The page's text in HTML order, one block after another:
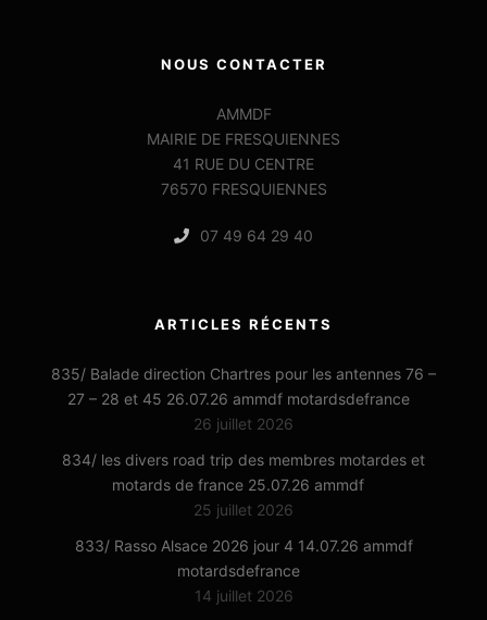
NOUS CONTACTER
AMMDF
MAIRIE DE FRESQUIENNES
41 RUE DU CENTRE
76570 FRESQUIENNES
07 49 64 29 40
ARTICLES RÉCENTS
835/ Balade direction Chartres pour les antennes 76 –
27 – 28 et 45 26.07.26 ammdf motardsdefrance
26 juillet 2026
834/ les divers road trip des membres motardes et
motards de france 25.07.26 ammdf
25 juillet 2026
833/ Rasso Alsace 2026 jour 4 14.07.26 ammdf
motardsdefrance
14 juillet 2026